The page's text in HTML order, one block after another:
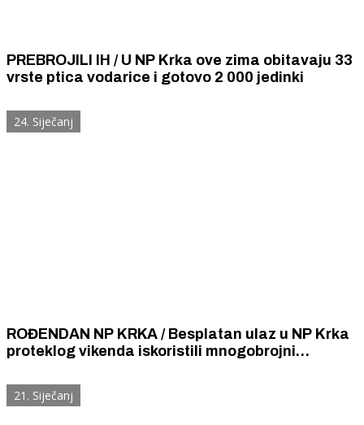
PREBROJILI IH / U NP Krka ove zima obitavaju 33
vrste ptica vodarice i gotovo 2 000 jedinki
24. Siječanj
ROĐENDAN NP KRKA / Besplatan ulaz u NP Krka
proteklog vikenda iskoristili mnogobrojni
21. Siječanj